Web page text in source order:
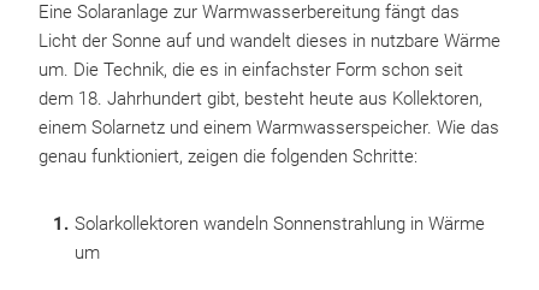
Eine Solaranlage zur Warmwasserbereitung fängt das
Licht der Sonne auf und wandelt dieses in nutzbare Wärme
um. Die Technik, die es in einfachster Form schon seit
dem 18. Jahrhundert gibt, besteht heute aus Kollektoren,
einem Solarnetz und einem Warmwasserspeicher. Wie das
genau funktioniert, zeigen die folgenden Schritte:
Solarkollektoren wandeln Sonnenstrahlung in Wärme
um